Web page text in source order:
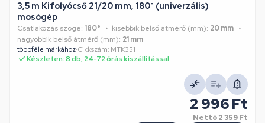
3,5 m Kifolyócső 21/20 mm, 180° (univerzális)
mosógép
Csatlakozás szöge: 180° kisebbik belső átmérő (mm): 20 mm
nagyobbik belső átmérő (mm): 21 mm
többféle márkához•Cikkszám: MTK351
Készleten: 8 db, 24-72 órás kiszállítással
2 996 Ft
Nettó2 359 Ft